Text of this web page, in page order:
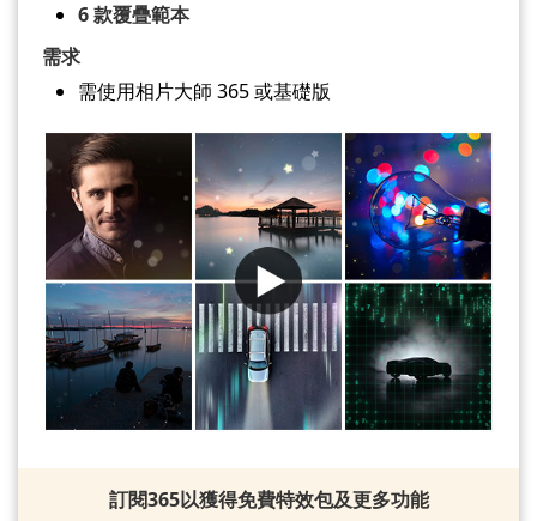
6 款覆疊範本
需求
需使用相片大師 365 或基礎版
訂閱365以獲得免費特效包及更多功能